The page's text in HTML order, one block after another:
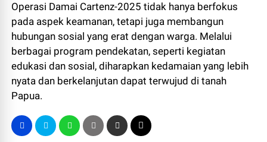
Operasi Damai Cartenz-2025 tidak hanya berfokus
pada aspek keamanan, tetapi juga membangun
hubungan sosial yang erat dengan warga. Melalui
berbagai program pendekatan, seperti kegiatan
edukasi dan sosial, diharapkan kedamaian yang lebih
nyata dan berkelanjutan dapat terwujud di tanah
Papua.